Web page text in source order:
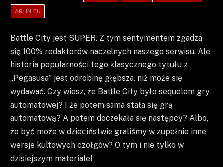
ARHN.EU
Battle City jest SUPER. Z tym sentymentem zgadza
się 100% redaktorów naczelnych naszego serwisu. Ale
historia popularności tego klasycznego tytułu z
„Pegasusa” jest odrobinę głębsza, niż może się
wydawać. Czy wiesz, że Battle City było sequelem gry
automatowej? I że potem sama stała się grą
automatową? A potem doczekała się następcy? Albo,
że być może w dzieciństwie graliśmy w zupełnie inne
wersje kultowych czołgów? O tym i nie tylko w
dzisiejszym materiale!